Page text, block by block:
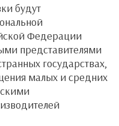
будут
Федерации
представителями
государствах,
малых и средних